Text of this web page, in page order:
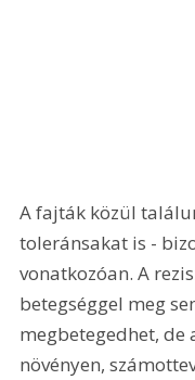
A fajták közül
toleránsakat is -
vonatkozóan. A
betegséggel meg
megbetegedhet, de
növényen,